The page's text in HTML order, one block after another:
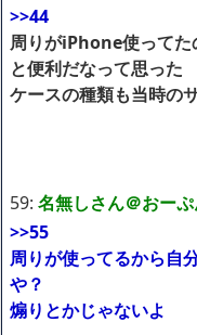
>>44
周りがiPhone使って
と便利だなって思った
ケースの種類も当時の
59: 名無しさん＠おー
>>55
周りが使ってるから自
や？
煽りとかじゃないよ